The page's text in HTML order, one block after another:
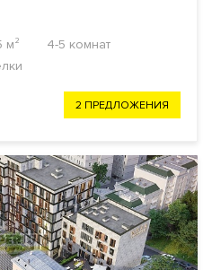
м²
4-5 комнат
2 ПРЕДЛОЖЕНИЯ